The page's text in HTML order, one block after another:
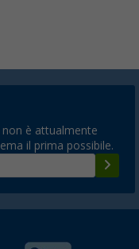
è attualmente
il prima possibile.